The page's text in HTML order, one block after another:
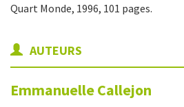
Quart Monde, 1996, 101 pages.
AUTEURS
EmmanuelleCallejon